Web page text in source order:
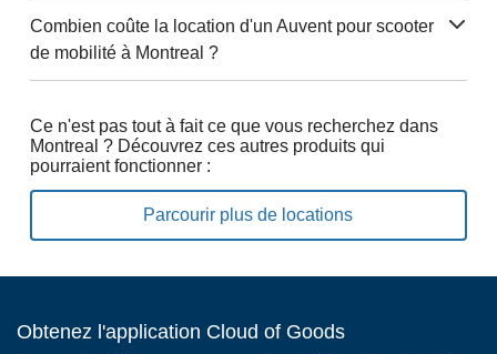
Combien coûte la location d'un Auvent pour scooter
de mobilité à Montreal ?
Ce n'est pas tout à fait ce que vous recherchez dans
Montreal ? Découvrez ces autres produits qui
pourraient fonctionner :
Parcourir plus de locations
Obtenez l'application Cloud of Goods